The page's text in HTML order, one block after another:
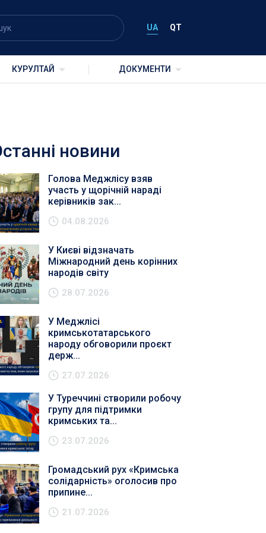
UA QT
КУРУЛТАЙ ДОКУМЕНТИ
новини
Голова Меджлісу взяв
участь у щорічній нараді
керівників зак...
04.08.2026
У Києві відзначать
Міжнародний день корінних
народів світу
28.07.2026
У Меджлісі
кримськотатарського
народу обговорили проєкт
держ...
27.07.2026
У Туреччині створили робочу
групу для підтримки
кримських та...
23.07.2026
Громадський рух «Кримська
солідарність» оголосив про
припине...
21.07.2026